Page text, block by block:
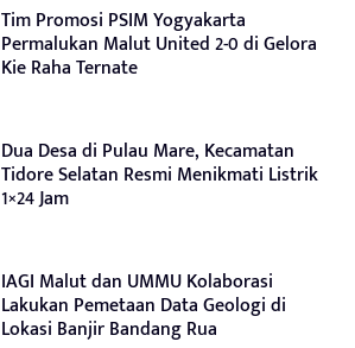
Tim Promosi PSIM Yogyakarta
Permalukan Malut United 2-0 di Gelora
Kie Raha Ternate
Dua Desa di Pulau Mare, Kecamatan
Tidore Selatan Resmi Menikmati Listrik
1×24 Jam
IAGI Malut dan UMMU Kolaborasi
Lakukan Pemetaan Data Geologi di
Lokasi Banjir Bandang Rua